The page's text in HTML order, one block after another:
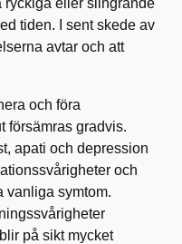
tiden. I sent skede av
avtar och att
och föra
försämras gradvis.
apati och depression
och
vanliga symtom.
på sikt mycket